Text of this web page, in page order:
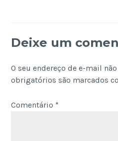
Deixe um
O seu endereço de e-mail
obrigatórios são marcados
Comentário *